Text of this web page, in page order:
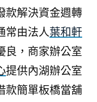
款解決資金週轉
常由法人葉和軒
良，商家辦公室
提供內湖辦公室
款簡單板橋當舖